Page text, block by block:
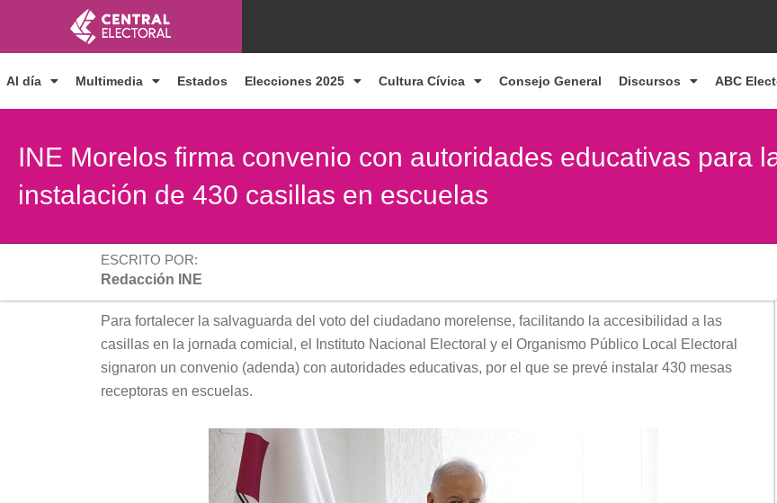
contenido
Al día Multimedia Estados Elecciones 2025 Cultura Cívica Consejo General Discursos ABC
INE Morelos firma convenio con autoridades educativas para
instalación de 430 casillas en escuelas
ESCRITO POR:
Redacción INE
Para fortalecer la salvaguarda del voto del ciudadano morelense, facilitando la accesibilidad a las
casillas en la jornada comicial, el Instituto Nacional Electoral y el Organismo Público Local Electoral
signaron un convenio (adenda) con autoridades educativas, por el que se prevé instalar 430 mesas
receptoras en escuelas.